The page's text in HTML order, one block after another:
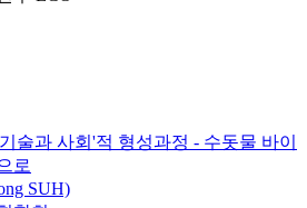
술과 사회'적 형성과정 - 수돗물 바이
로
SUH)